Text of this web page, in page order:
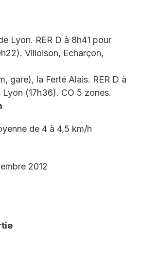
Lyon. RER D à 8h41 pour
Villoison, Echarçon,
gare), la Ferté Alais. RER D à
Lyon (17h36). CO 5 zones.
de 4 à 4,5 km/h
2012